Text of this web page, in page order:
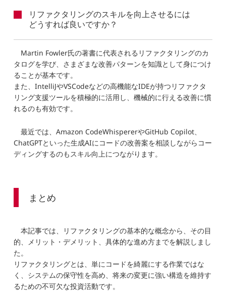
リファクタリングのスキルを向上させるには
どうすれば良いですか？
Martin Fowler氏の著書に代表されるリファクタリングのカ
タログを学び、さまざまな改善パターンを知識として身につけ
ることが基本です。
また、IntelliJやVSCodeなどの高機能なIDEが持つリファクタ
リング支援ツールを積極的に活用し、機械的に行える改善に慣
れるのも有効です。
最近では、Amazon CodeWhispererやGitHub Copilot、
ChatGPTといった生成AIにコードの改善案を相談しながらコー
ディングするのもスキル向上につながります。
まとめ
本記事では、リファクタリングの基本的な概念から、その目
的、メリット・デメリット、具体的な進め方までを解説しまし
た。
リファクタリングとは、単にコードを綺麗にする作業ではな
く、システムの保守性を高め、将来の変更に強い構造を維持す
るための不可欠な投資活動です。